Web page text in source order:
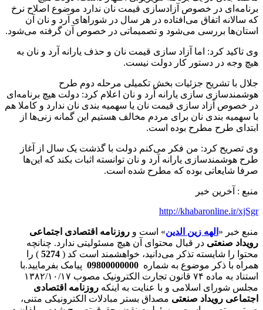
برنامه‌ای در خصوص آزادسازی قیمت نان ندارد موضوع اصلاح نرخ
که سالانه اتفاق می‌افتاده در هر سال در شوراهای آرد و نان آن
استان‌ها بررسی می‌شود و تصمیماتی در خصوص آن گرفته می‌شود.
وی تاکید کرد: اما آزاد سازی قیمت نان و حذف یارانه آرد و نان به
هیچ وجه در دستور کار دولت نیست.
جلال با تشریح جزئیات بخش تکمیلی مرحله دوم طرح
هوشمندسازی سازی یارانه آرد و نان اعلام کرد: دولت هیچ برنامه‌ای
در خصوص آزاد سازی قیمت نان یا سهمیه بندی نان ندارد و کاملا هم
با سهمیه بندی نان برای مردم مخالف هستیم این گمانه زنی‌ها از
ابتدای طرح مطرح بوده است.
وی تصریح کرد: من فکر می‌کنم دولت با گذشت یک سال از آغاز
طرح هوشمندسازی یارانه آرد و نان توانسته اثبات بکند که این‌ها
صرفا شایعاتی بوده که مطرح شده است.
منبع : آخرین خبر
http://khabaronline.ir/xjSgr
منبع خبر « الهه زین الدین» است و روزنامه اقتصادی اجتماعی
رویداد صنعتی در قبال محتوای آن هیچ مسئولیتی ندارد. چنانچه
محتوا را شایسته تذکر می‌دانید، خواهشمند است کد (
) را
همراه با ذکر موضوع به شماره
پیامک بفرمایید.با
استناد به ماده ۷۴ قانون تجارت الکترونیک مصوب ۱۳۸۲/۱۰/۱۷
مجلس شورای اسلامی و با عنایت به اینکه روزنامه اقتصادی
اجتماعی رویداد صنعتی مصداق بستر مبادلات الکترونیکی متنی،